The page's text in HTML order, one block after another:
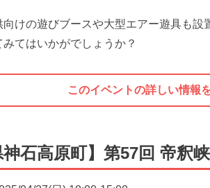
向けの遊びブースや大型エアー遊具も
てはいかがでしょうか？
このイベントの詳しい情報
神石高原町】第57回 帝釈